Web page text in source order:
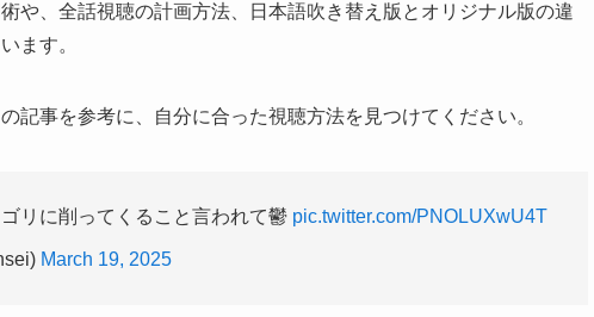
や、全話視聴の計画方法、日本語吹き替え版とオリジナル版の違
ます。
記事を参考に、自分に合った視聴方法を見つけてください。
リに削ってくること言われて鬱 pic.twitter.com/PNOLUXwU4T
March 19, 2025